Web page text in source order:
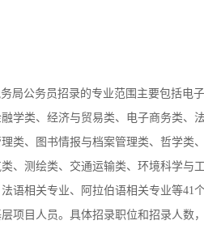
局公务员招录的专业范围主要包括电子
学类、经济与贸易类、电子商务类、
类、图书情报与档案管理类、哲学类
、测绘类、交通运输类、环境科学与
语相关专业、阿拉伯语相关专业等41
项目人员。 具体招录职位和招录人数